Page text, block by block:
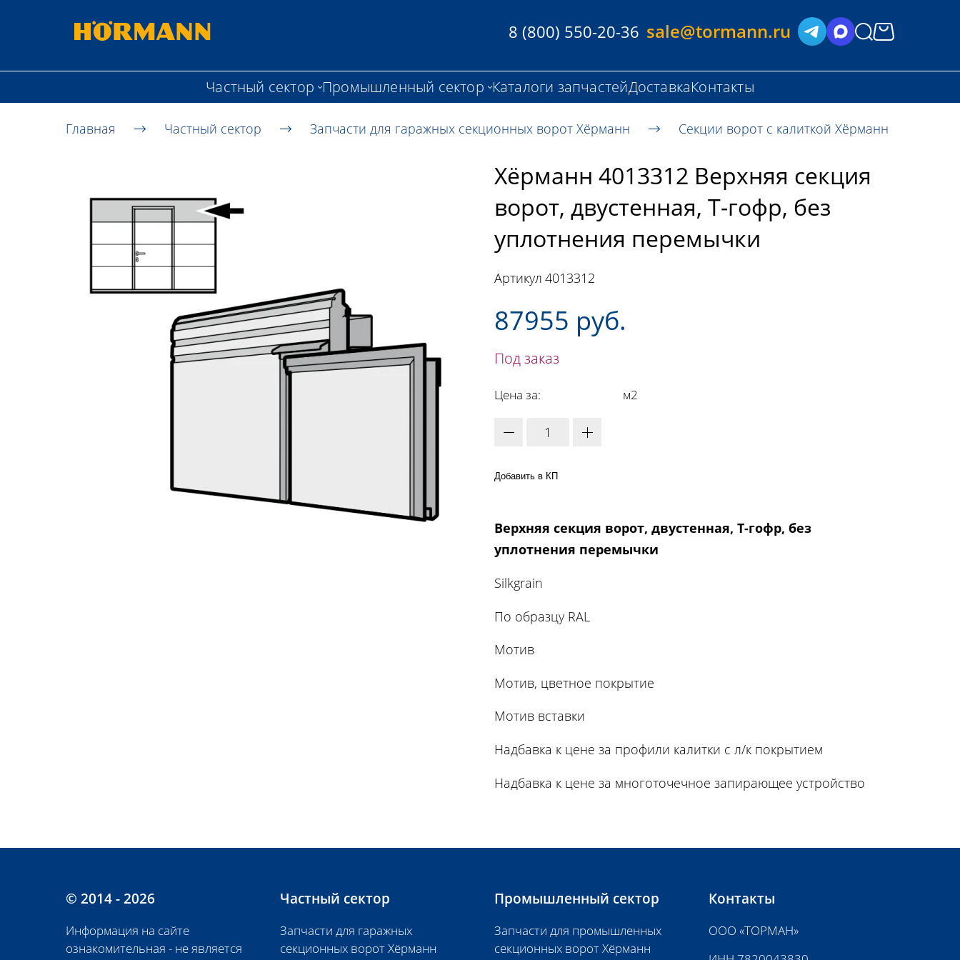
8 (800) 550-20-36 sale@tormann.ru
Частный сектор Промышленный сектор Каталоги запчастейДоставкаКонтакты
Главная Частный сектор Запчасти для гаражных секционных ворот Хёрманн Секции ворот с калиткой Хёрманн
Хёрманн 4013312 Верхняя секция
ворот, двустенная, T-гофр, без
уплотнения перемычки
Артикул 4013312
87955 руб.
Под заказ
Цена за: м2
Добавить в КП
Верхняя секция ворот, двустенная, T-гофр, без
уплотнения перемычки
Silkgrain
По образцу RAL
Мотив
Мотив, цветное покрытие
Мотив вставки
Надбавка к цене за профили калитки с л/к покрытием
Надбавка к цене за многоточечное запирающее устройство
© 2014 - 2026
Информация на сайте
ознакомительная - не является
Частный сектор
Запчасти для гаражных
секционных ворот Хёрманн
Промышленный сектор
Запчасти для промышленных
секционных ворот Хёрманн
Контакты
ООО «ТОРМАН»